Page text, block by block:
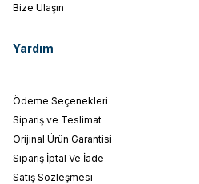
Bize Ulaşın
Yardım
Ödeme Seçenekleri
Sipariş ve Teslimat
Orijinal Ürün Garantisi
Sipariş İptal Ve İade
Satış Sözleşmesi